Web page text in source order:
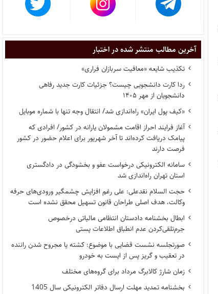
آخرین مطالب منتشر شده در اختبار
تکذیب شایعه «معافیت سربازان فراری»
ردا کارت دانشجویی چیست؟ جزئیات کارت جدید رفاهی
دانشجویان از مهر ۱۴۰۵
«کیف پول ایران» راه‌اندازی شد/ انتقال وجه تنها با شماره موبایل
آغاز فرایند احراز اقامت مشمولان یارانه در کشور/ افرادی که
پیامک دریافت کرده‌اند تا آخر شهریور برای اعلام حضور در کشور
فرصت دارند
سامانه الکترونیکی درخواست عفو و بخشودگی در دادگستری
استان تهران راه‌اندازی شد
حجت السلام نقدعلی: علی رغم افزایش چشمگیر ورودی‌های حرفه
وکالت، هدف اصلی طراحان قانون تسهیل محقق نشده است
ابطال بخشنامه دادستان انتظامی مالیاتی درخصوص
جرم‌تلقی‌کردن عدم انطباق اطلاعات پستی
صورتجلسه نشست قضایی با موضوع: کشته یا مجروح شدن راننده
در تعقیب و گریز پس از ایست به خودرو
زمان شارژ کالابرگ مرداد برای گروه‌های مختلف
بخشنامه تمدید مهلت ارسال دفاتر الکترونیکی سال 1405